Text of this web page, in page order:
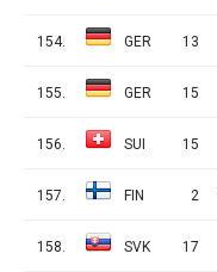
154. GER 13
155. GER 15
156. SUI 15
157. FIN 2
158. SVK 17